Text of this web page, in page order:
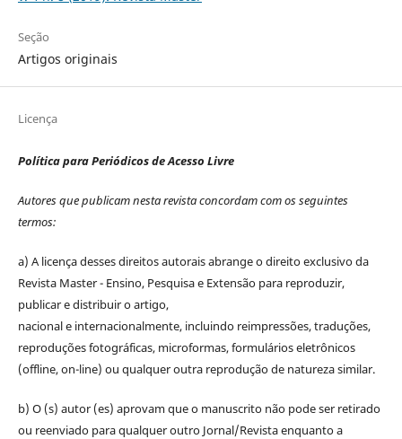
Seção
Artigos originais
Licença
Política para Periódicos de Acesso Livre
Autores que publicam nesta revista concordam com os seguintes
termos:
a) A licença desses direitos autorais abrange o direito exclusivo da
Revista Master - Ensino, Pesquisa e Extensão para reproduzir,
publicar e distribuir o artigo,
nacional e internacionalmente, incluindo reimpressões, traduções,
reproduções fotográficas, microformas, formulários eletrônicos
(offline, on-line) ou qualquer outra reprodução de natureza similar.
b) O (s) autor (es) aprovam que o manuscrito não pode ser retirado
ou reenviado para qualquer outro Jornal/Revista enquanto a